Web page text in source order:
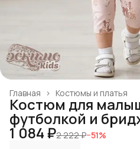
Костюмы и платья
Главная ›
Костюм для
футболкой и
1 084 ₽2 222 ₽−51%